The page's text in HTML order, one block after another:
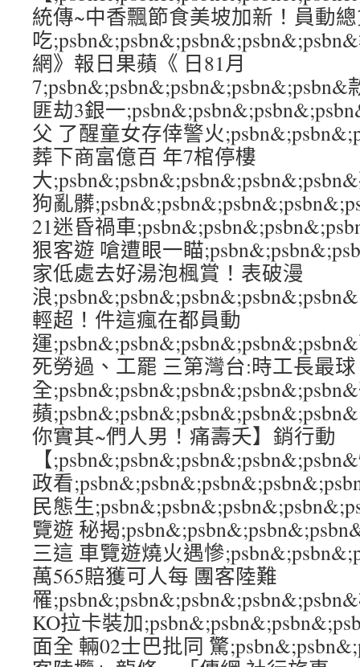
統傳~中香飄節食美坡加新！員動
吃
網》報日果蘋《 日81月
匪劫3銀一
父 了醒童女存倖警火
葬下商富億百 年7棺停樓
大
狗亂髒
21迷昏禍車
狠客遊 嗆遭眼一瞄
家低處去好湯泡楓賞！表破漫
浪
輕超！件這瘋在都員動
運
死勞過、工罷 三第灣台:時工長最球
全
蘋
你實其~們人男！痛壽夭】銷行動
【
政看
民態生
覽遊 秘揭
三這 車覽遊燒火遇慘
萬565賠獲可人每 團客陸難
罹
KO拉卡裝加
面全 輛02士巴批同 驚